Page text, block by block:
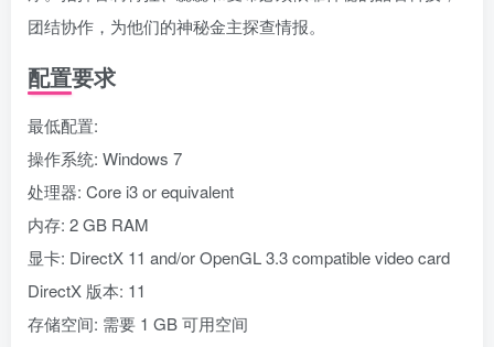
团结协作，为他们的神秘金主探查情报。
配置要求
最低配置:
操作系统: Windows 7
处理器: Core i3 or equivalent
内存: 2 GB RAM
显卡: DirectX 11 and/or OpenGL 3.3 compatible video card
DirectX 版本: 11
存储空间: 需要 1 GB 可用空间